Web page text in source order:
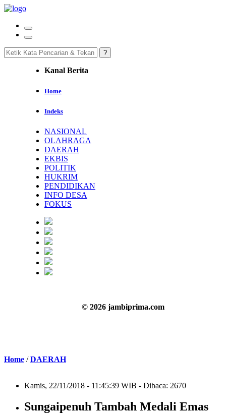
Kanal Berita
Home
Indeks
NASIONAL
OLAHRAGA
DAERAH
EKBIS
POLITIK
HUKRIM
PENDIDIKAN
INFO DESA
FOKUS
© 2026 jambiprima.com
Home /DAERAH
Kamis, 22/11/2018 - 11:45:39 WIB - Dibaca: 2670
Sungaipenuh Tambah Medali Emas